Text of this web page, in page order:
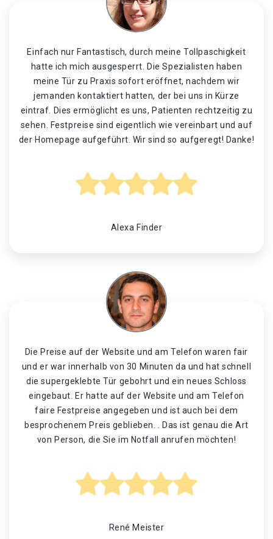
Einfach nur Fantastisch, durch meine Tollpaschigkeit
hatte ich mich ausgesperrt. Die Spezialisten haben
meine Tür zu Praxis sofort eröffnet, nachdem wir
jemanden kontaktiert hatten, der bei uns in Kürze
eintraf. Dies ermöglicht es uns, Patienten rechtzeitig zu
sehen. Festpreise sind eigentlich wie vereinbart und auf
der Homepage aufgeführt. Wir sind so aufgeregt! Danke!
Alexa Finder
Die Preise auf der Website und am Telefon waren fair
und er war innerhalb von 30 Minuten da und hat schnell
die supergeklebte Tür gebohrt und ein neues Schloss
eingebaut. Er hatte auf der Website und am Telefon
faire Festpreise angegeben und ist auch bei dem
besprochenem Preis geblieben. . Das ist genau die Art
von Person, die Sie im Notfall anrufen möchten!
René Meister